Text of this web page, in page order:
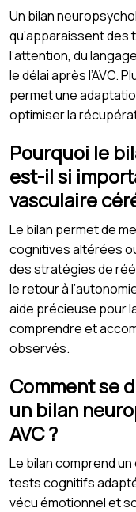
Un bilan
qu’apparaissent des
l’attention, du
le délai après l’AVC.
permet une
optimiser la
Pourquoi le
est-il si
vasculaire
Le bilan permet de
cognitives altérées
des stratégies de
le retour à
aide précieuse pour
comprendre et
observés.
Comment se
un bilan
AVC ?
Le bilan comprend
tests cognitifs
vécu émotionnel et